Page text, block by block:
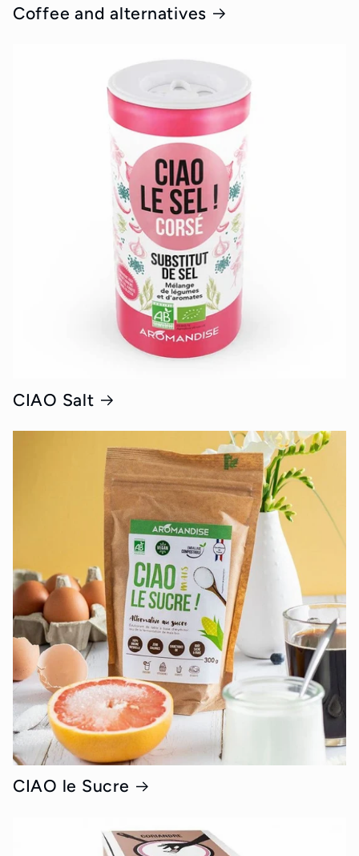
Coffee and alternatives
CIAO Salt
CIAO le Sucre